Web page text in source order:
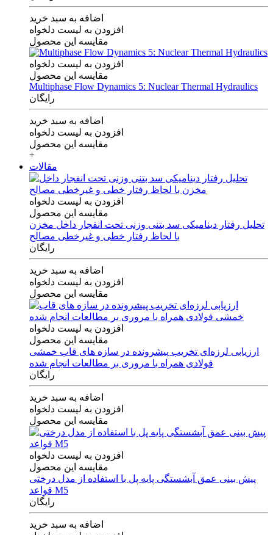
اضافه به سبد خرید
افزودن به لیست دلخواه
مقایسه این محصول
افزودن به لیست دلخواه
مقایسه این محصول
Multiphase Flow Dynamics 5: Nuclear Thermal Hydraulics
رایگان
اضافه به سبد خرید
افزودن به لیست دلخواه
مقایسه این محصول
+
مقالات
افزودن به لیست دلخواه
مقایسه این محصول
تحلیل رفتار دینامیکی سد بتنی وزنی تحت انفجار داخل مخزن
با لحاظ رفتار خطی و غیرخطی مصالح
رایگان
اضافه به سبد خرید
افزودن به لیست دلخواه
مقایسه این محصول
افزودن به لیست دلخواه
مقایسه این محصول
ارزیابی لرزه‌ای تخریب پیشرونده در سازه های قاب خمشی
فولادی همراه با مروری بر مطالعات انجام شده
رایگان
اضافه به سبد خرید
افزودن به لیست دلخواه
مقایسه این محصول
افزودن به لیست دلخواه
مقایسه این محصول
پیش بینی عمق آبشستگی پایه پل با استفاده از مدل درختی
قواعد M5
رایگان
اضافه به سبد خرید